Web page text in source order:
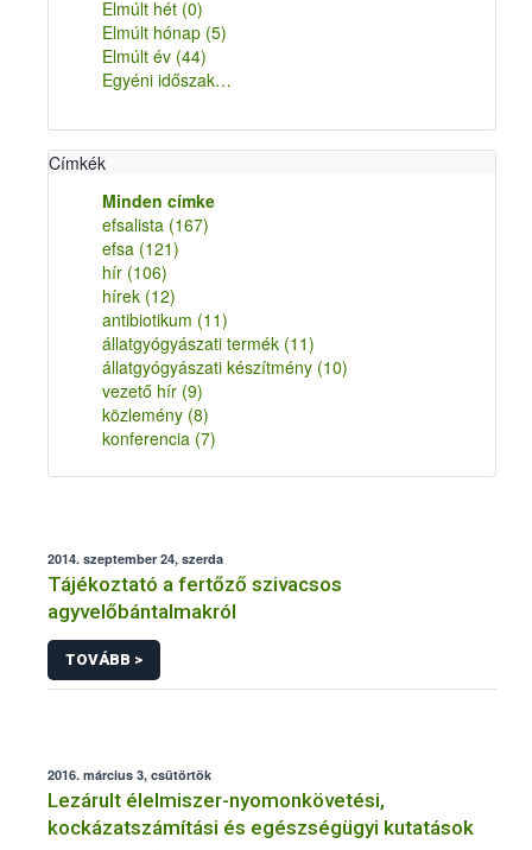
Elmúlt hét (0)
Elmúlt hónap (5)
Elmúlt év (44)
Egyéni időszak…
Címkék
Minden címke
efsalista (167)
efsa (121)
hír (106)
hírek (12)
antibiotikum (11)
állatgyógyászati termék (11)
állatgyógyászati készítmény (10)
vezető hír (9)
közlemény (8)
konferencia (7)
2014. szeptember 24, szerda
Tájékoztató a fertőző szivacsos
agyvelőbántalmakról
TOVÁBB >
2016. március 3, csütörtök
Lezárult élelmiszer-nyomonkövetési,
kockázatszámítási és egészségügyi kutatások